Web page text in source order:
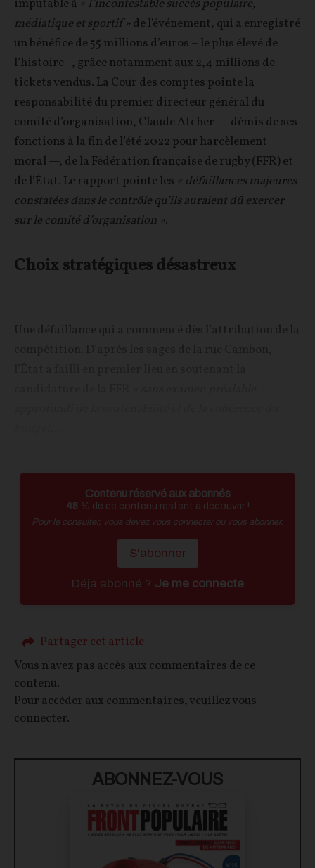
imputable à « l’incontestable succès populaire,
médiatique et sportif »de l'événement, qui a enregistré
un bénéfice de 55 millions d’euros – le plus élevé de
l’histoire –, grâce notamment aux 2,4 millions de
tickets vendus. La Cour des comptes pointe la
responsabilité du premier directeur général du
comité d’organisation, Claude Atcher — démis de ses
fonctions à la fin de l’été 2022 pour harcèlement
moral —, de la Fédération française de rugby (FFR) et
de l’État. Le rapport pointe les « défaillances majeures
constatées dans le contrôle qu’ils auraient dû exercer
sur le comité d’organisation ».
Choix stratégiques désastreux
Contenu réservé aux abonnés
48 % de ce contenu restent à découvrir !
Pour le consulter, vous devez vous connecter ou vous abonner.
S'abonner
Déja abonné ? Je me connecte
Partager cet article
Vous n'avez pas accès aux commentaires de ce
contenu.
Pour accéder aux commentaires, veuillez vous
connecter.
ABONNEZ-VOUS